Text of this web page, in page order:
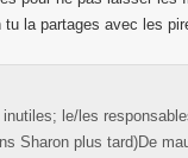
tu la partages avec les
le/les
Sharon plus tard)De